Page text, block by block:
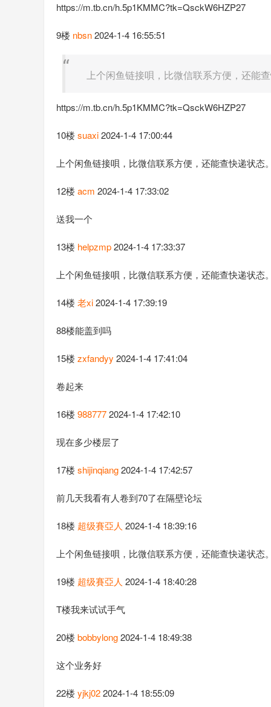
https://m.tb.cn/h.5p1KMMC?tk=QsckW6HZP27
9楼 nbsn2024-1-4 16:55:51
上个闲鱼链接唄，比微信联系方便，还能
https://m.tb.cn/h.5p1KMMC?tk=QsckW6HZP27
10楼 suaxi2024-1-4 17:00:44
上个闲鱼链接唄，比微信联系方便，还能查快递状态
12楼 acm 2024-1-4 17:33:02
送我一个
13楼 helpzmp2024-1-4 17:33:37
上个闲鱼链接唄，比微信联系方便，还能查快递状态
14楼 老xi2024-1-4 17:39:19
88楼能盖到吗
15楼 zxfandyy 2024-1-4 17:41:04
卷起来
16楼 9887772024-1-4 17:42:10
现在多少楼层了
17楼 shijinqiang2024-1-4 17:42:57
前几天我看有人卷到70了在隔壁论坛
18楼 超级賽亞人 2024-1-4 18:39:16
上个闲鱼链接唄，比微信联系方便，还能查快递状态
19楼 超级賽亞人 2024-1-4 18:40:28
T楼我来试试手气
20楼 bobbylong2024-1-4 18:49:38
这个业务好
22楼 yjkj022024-1-4 18:55:09